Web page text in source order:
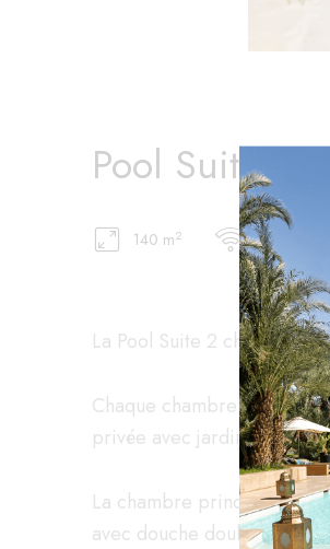
Pool Suite 2
140 m2 Free WIFI
La Pool Suite 2 chambres
Chaque chambre bénéficie
privée avec jardin parfumé
La chambre principale est
avec douche double et